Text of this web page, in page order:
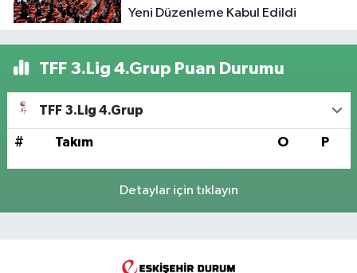
Yeni Düzenleme Kabul Edildi
TFF 3.Lig 4.Grup Puan Durumu
TFF 3.Lig 4.Grup
# Takım O P
Detaylar için tıklayın